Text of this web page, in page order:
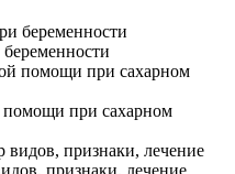
помощи при сахарном
признаки, лечение